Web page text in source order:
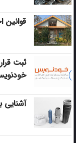
قوانین
ثبت
آشنایی